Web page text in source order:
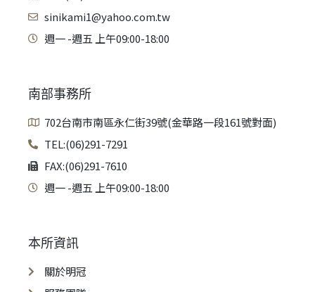
sinikami1@yahoo.com.tw
週一 -週五 上午09:00-18:00
南部事務所
702台南市南區永仁街39號(金華路一段161號對面)
TEL:(06)291-7291
FAX:(06)291-7610
週一 -週五 上午09:00-18:00
本所資訊
關於明冠